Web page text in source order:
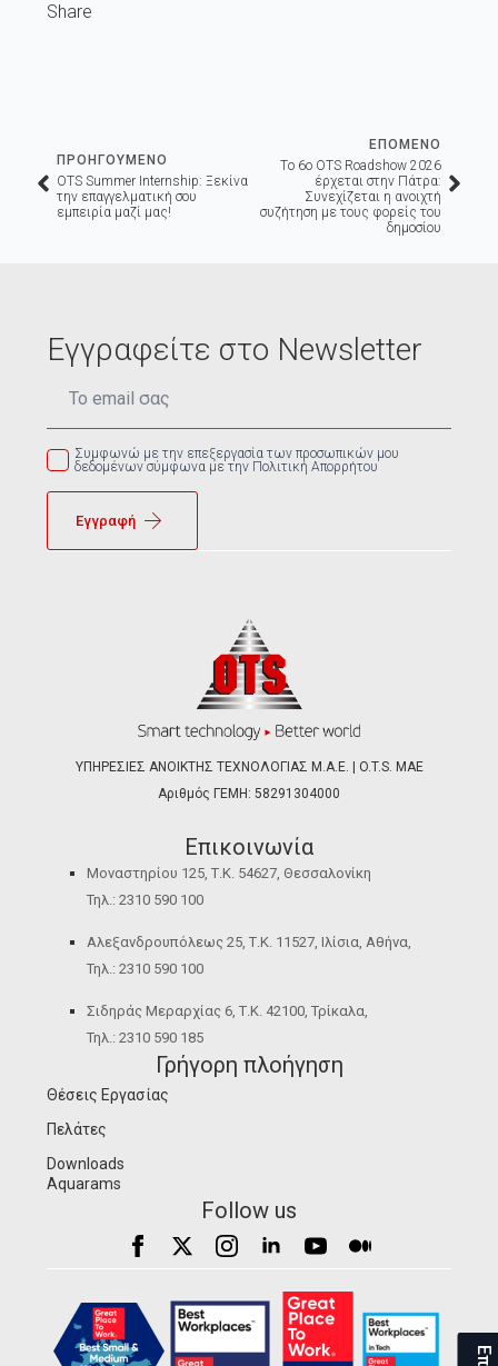
Share
ΠΡΟΗΓΟΥΜΕΝΟ
OTS Summer Internship: Ξεκίνα
την επαγγελματική σου
εμπειρία μαζί μας!
ΕΠΟΜΕΝΟ
Tο 6ο OTS Roadshow 2026
έρχεται στην Πάτρα:
Συνεχίζεται η ανοιχτή
συζήτηση με τους φορείς του
δημοσίου
Εγγραφείτε στο Newsletter
Συμφωνώ με την επεξεργασία των προσωπικών μου
δεδομένων σύμφωνα με την Πολιτική Απορρήτου
Εγγραφή
ΥΠΗΡΕΣΙΕΣ ΑΝΟΙΚΤΗΣ ΤΕΧΝΟΛΟΓΙΑΣ Μ.Α.Ε. | O.T.S. ΜΑΕ
Αριθμός ΓΕΜΗ: 58291304000
Επικοινωνία
Μοναστηρίου 125, Τ.Κ. 54627, Θεσσαλονίκη
Τηλ.: 2310 590 100
Αλεξανδρουπόλεως 25, Τ.Κ. 11527, Ιλίσια, Αθήνα,
Τηλ.: 2310 590 100
Σιδηράς Μεραρχίας 6, Τ.Κ. 42100, Τρίκαλα,
Τηλ.: 2310 590 185
Γρήγορη πλοήγηση
Θέσεις Εργασίας
Πελάτες
Downloads
Aquarams
Follow us